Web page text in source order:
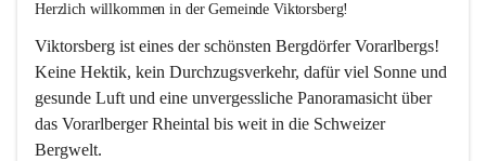
Herzlich willkommen in der Gemeinde Viktorsberg!
Viktorsberg ist eines der schönsten Bergdörfer Vorarlbergs!
Keine Hektik, kein Durchzugsverkehr, dafür viel Sonne und
gesunde Luft und eine unvergessliche Panoramasicht über
das Vorarlberger Rheintal bis weit in die Schweizer
Bergwelt.